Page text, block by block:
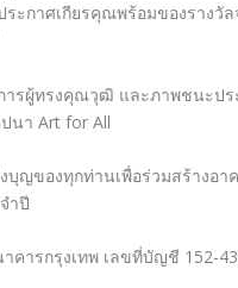
ะกาศเกียรคุณพร้อมของรางวั
รผู้ทรงคุณวุฒิ และภาพชนะปร
นา Art for All
ญของทุกท่านเพื่อร่วมสร้างอ
ำปี
ารกรุงเทพ เลขที่บัญชี 152-